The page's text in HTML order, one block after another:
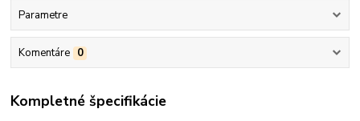
Parametre
Komentáre 0
Kompletné špecifikácie